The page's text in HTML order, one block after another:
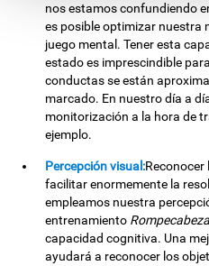
nos estamos confundiendo
es posible optimizar nuestra
juego mental. Tener esta
estado es imprescindible
conductas se están
marcado. En nuestro día a
monitorización a la hora de
ejemplo.
Percepción visual:Reconocer
facilitar enormemente la
empleamos nuestra
entrenamiento
capacidad cognitiva. Una
ayudará a reconocer los